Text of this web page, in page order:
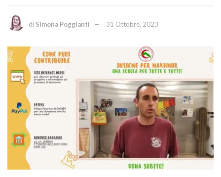
di Simona Poggianti 31 Ottobre, 2023